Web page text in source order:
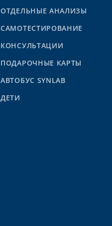
ОТДЕЛЬНЫЕ АНАЛИЗЫ
САМОТЕСТИРОВАНИЕ
КОНСУЛЬТАЦИИ
ПОДАРОЧНЫЕ КАРТЫ
АВТОБУС SYNLAB
ДЕТИ